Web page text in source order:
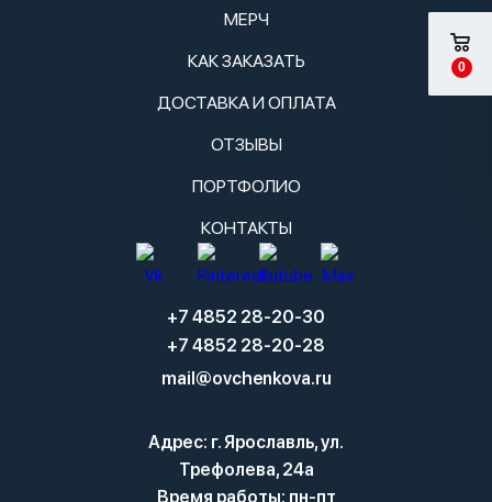
МЕРЧ
КАК ЗАКАЗАТЬ
ДОСТАВКА И ОПЛАТА
ОТЗЫВЫ
ПОРТФОЛИО
КОНТАКТЫ
+7 4852 28-20-30
+7 4852 28-20-28
mail@ovchenkova.ru
Адрес: г. Ярославль, ул.
Трефолева, 24а
Время работы: пн-пт
0